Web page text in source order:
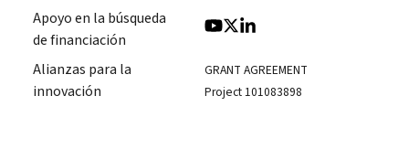
Apoyo en la búsqueda
de financiación
Alianzas para la
innovación
GRANT AGREEMENT
Project 101083898